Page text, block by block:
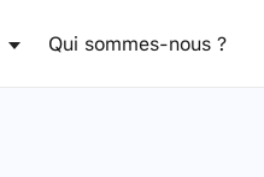
Qui sommes-nous ?